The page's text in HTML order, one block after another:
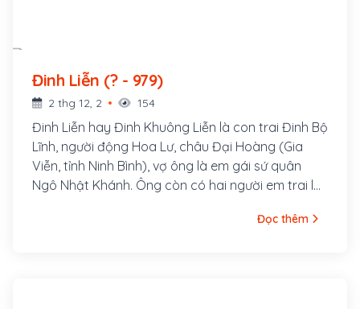
Đinh Liễn (? - 979)
2 thg 12, 2 154
Đinh Liễn hay Đinh Khuông Liễn là con trai Đinh Bộ
Lĩnh, người động Hoa Lư, châu Đại Hoàng (Gia
Viễn, tỉnh Ninh Bình), vợ ông là em gái sứ quân
Ngô Nhật Khánh. Ông còn có hai người em trai là
Đọc thêm